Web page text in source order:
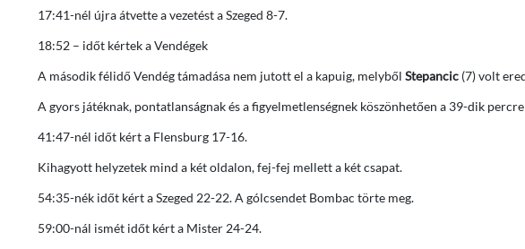
17:41-nél újra átvette a vezetést a Szeged 8-7.
18:52 – időt kértek a Vendégek
A második félidő Vendég támadása nem jutott el a kapuig, melyből Stepancic(7) volt
A gyors játéknak, pontatlanságnak és a figyelmetlenségnek köszönhetően a 39-dik
41:47-nél időt kért a Flensburg 17-16.
Kihagyott helyzetek mind a két oldalon, fej-fej mellett a két csapat.
54:35-nék időt kért a Szeged 22-22. A gólcsendet Bombac törte meg.
59:00-nál ismét időt kért a Mister 24-24.